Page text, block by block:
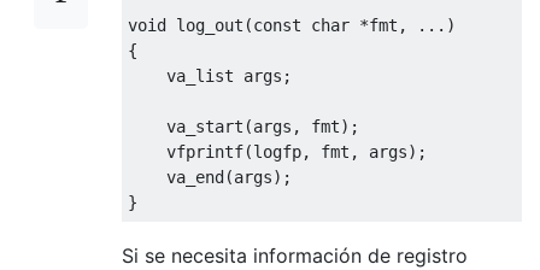
void log_out (const char *fmt ,
...)
{
    va_list args
;
    va_start
(args , fmt);
    vfprintf
(logfp, fmt , args);
    va_end
(args);
}
Si se necesita información de registro